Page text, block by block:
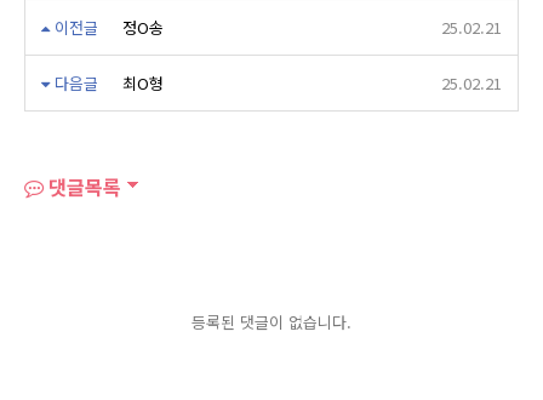
이전글 정O송 25.02.21
다음글 최O형 25.02.21
댓글목록
등록된 댓글이 없습니다.